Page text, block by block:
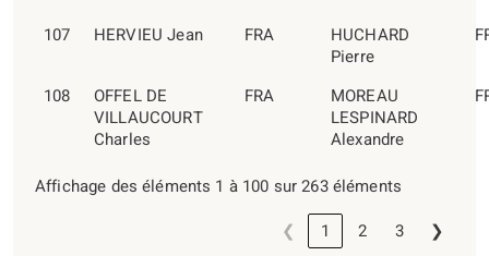
107 HERVIEU Jean FRA
HUCHARD
Pierre
108
OFFEL DE
VILLAUCOURT
Charles
FRA
MOREAU
LESPINARD
Alexandre
Affichage des éléments 1 à 100 sur 263 éléments
❮
1 2 3 ❯